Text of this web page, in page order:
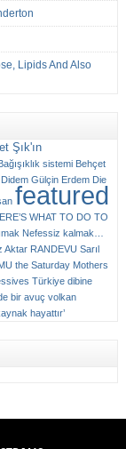
Lipids And Also
Şık'ın
sistemi Behçet
Didem Gülçin Erdem Die
featured
WHAT TO DO TO
Nefessiz kalmak…
Aktar RANDEVU Sarıl
the Saturday Mothers
Türkiye dibine
bir avuç volkan
hayattır’